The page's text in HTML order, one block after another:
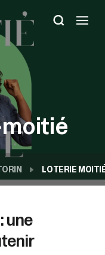
Utilisez
le
résultat
sur
Entrée
LOTERIE
une